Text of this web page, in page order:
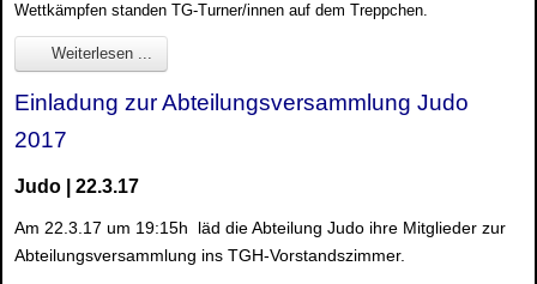
Wettkämpfen standen TG-Turner/innen auf dem Treppchen.
Weiterlesen ...
Einladung zur Abteilungsversammlung Judo
2017
Judo | 22.3.17
Am 22.3.17 um 19:15h läd die Abteilung Judo ihre Mitglieder zur
Abteilungsversammlung ins TGH-Vorstandszimmer.